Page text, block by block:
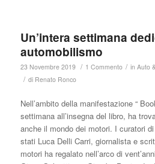
Un’intera settimana
automobilismo
23 Novembre 2019 / 1 Commento / in Auto
/ di Renato Ronco
Nell’ambito della manifestazione “
settimana all’insegna del libro, ha
anche il mondo dei motori. I curatori
stati Luca Delli Carri, giornalista e
motori ha regalato nell’arco di